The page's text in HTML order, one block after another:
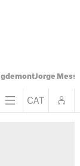
Jorge Messi